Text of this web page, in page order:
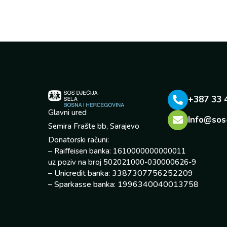
Glavni ured
Semira Frašte bb, Sarajevo
Donatorski računi:
– Raiffeisen banka: 1610000000000011
uz poziv na broj 502021000-030000626-9
– Unicredit banka: 3387307756252209
– Sparkasse banka: 1996340040013758
+387 33